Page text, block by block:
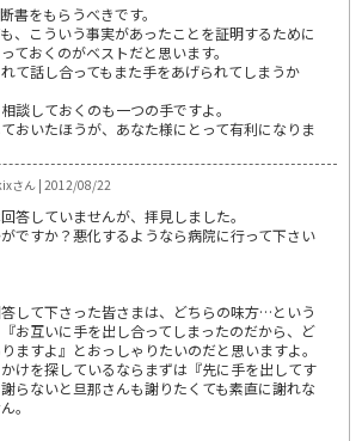
書をもらうべきです。
、こういう事実があったことを証明するために
ておくのがベストだと思います。
て話し合ってもまた手をあげられてしまうか
談しておくのも一つの手ですよ。
おいたほうが、あなた様にとって有利になりま
さん | 2012/08/22
答していませんが、拝見しました。
ですか？悪化するようなら病院に行って下さい
して下さった皆さまは、どちらの味方…という
お互いに手を出し合ってしまったのだから、ど
ますよ』とおっしゃりたいのだと思いますよ。
けを探しているならまずは『先に手を出してす
らないと旦那さんも謝りたくても素直に謝れな
。